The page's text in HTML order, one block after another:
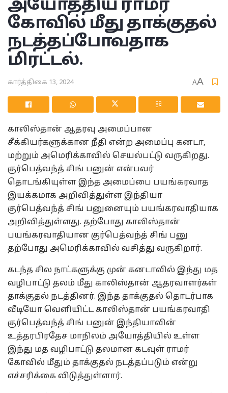
அயோத்திய ராமர்
கோவில் மீது தாக்குதல்
நடத்தப்போவதாக
மிரட்டல்.
கார்த்திகை 13, 2024 AA
காலிஸ்தான் ஆதரவு அமைப்பான
சீக்கியர்களுக்கான நீதி என்ற அமைப்பு கனடா,
மற்றும் அமெரிக்காவில் செயல்பட்டு வருகிறது.
குர்பெத்வந்த் சிங் பனுன் என்பவர்
தொடங்கியுள்ள இந்த அமைப்பை பயங்கரவாத
இயக்கமாக அறிவித்துள்ள இந்தியா
குர்பெத்வந்த் சிங் பனுனையும் பயங்கரவாதியாக
அறிவித்துள்ளது. தற்போது காலிஸ்தான்
பயங்கரவாதியான குர்பெத்வந்த் சிங் பனு
தற்போது அமெரிக்காவில் வசித்து வருகிறார்.
கடந்த சில நாட்களுக்கு முன் கனடாவில் இந்து மத
வழிபாட்டு தலம் மீது காலிஸ்தான் ஆதரவாளர்கள்
தாக்குதல் நடத்தினர். இந்த தாக்குதல் தொடர்பாக
வீடியோ வெளியிட்ட காலிஸ்தான் பயங்கரவாதி
குர்பெத்வந்த் சிங் பனுன் இந்தியாவின்
உத்தரபிரதேச மாநிலம் அயோத்தியில் உள்ள
இந்து மத வழிபாட்டு தலமான கடவுள் ராமர்
கோவில் மீதும் தாக்குதல் நடத்தப்படும் என்று
எச்சரிக்கை விடுத்துள்ளார்.